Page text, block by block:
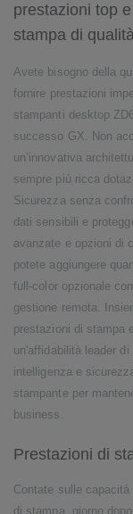
prestazioni top
stampa di
Avete bisogno della
fornire prestazioni
stampanti desktop
successo GX. Non
un’innovativa
sempre più ricca
Sicurezza senza
dati sensibili e
avanzate e opzioni di
potete aggiungere
full-color opzionale
gestione remota.
prestazioni di stampa
un'affidabilità leader
intelligenza e
stampante per
business.
Prestazioni di
Contate sulle